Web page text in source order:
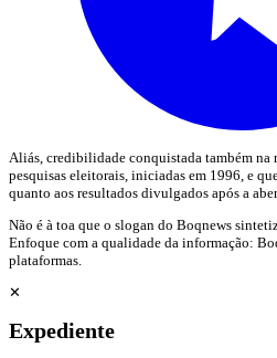
Aliás, credibilidade conquistada também na
pesquisas eleitorais, iniciadas em 1996, e
quanto aos resultados divulgados após a
Não é à toa que o slogan do Boqnews
Enfoque com a qualidade da informação:
plataformas.
✕
Expediente